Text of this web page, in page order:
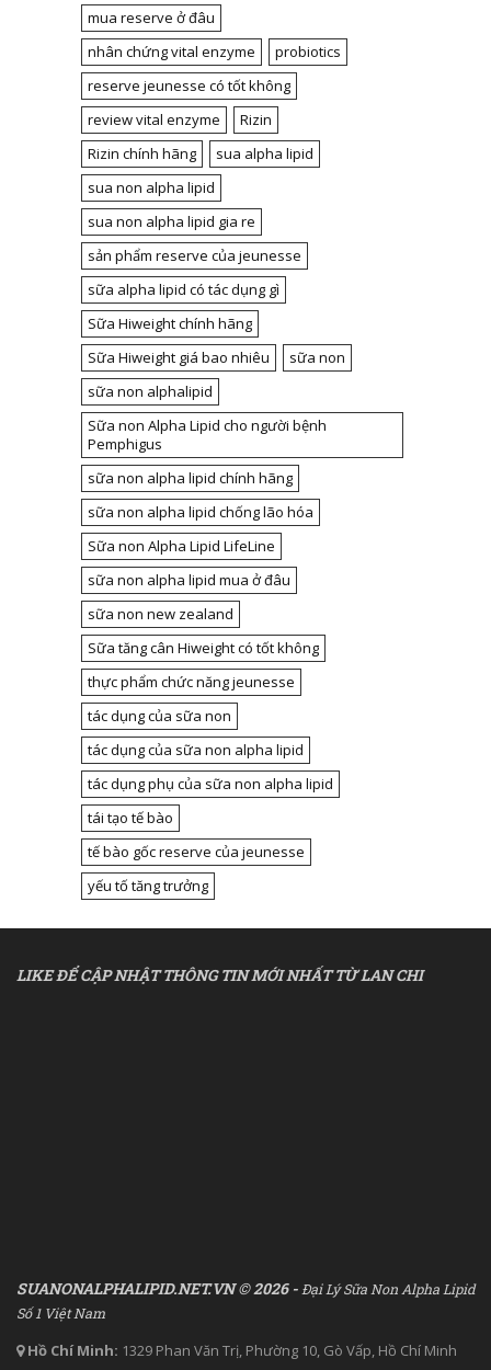
mua reserve ở đâu
nhân chứng vital enzyme
probiotics
reserve jeunesse có tốt không
review vital enzyme
Rizin
Rizin chính hãng
sua alpha lipid
sua non alpha lipid
sua non alpha lipid gia re
sản phẩm reserve của jeunesse
sữa alpha lipid có tác dụng gì
Sữa Hiweight chính hãng
Sữa Hiweight giá bao nhiêu
sữa non
sữa non alphalipid
Sữa non Alpha Lipid cho người bệnh
Pemphigus
sữa non alpha lipid chính hãng
sữa non alpha lipid chống lão hóa
Sữa non Alpha Lipid LifeLine
sữa non alpha lipid mua ở đâu
sữa non new zealand
Sữa tăng cân Hiweight có tốt không
thực phẩm chức năng jeunesse
tác dụng của sữa non
tác dụng của sữa non alpha lipid
tác dụng phụ của sữa non alpha lipid
tái tạo tế bào
tế bào gốc reserve của jeunesse
yếu tố tăng trưởng
LIKE ĐỂ CẬP NHẬT THÔNG TIN MỚI NHẤT TỪ LAN CHI
SUANONALPHALIPID.NET.VN © 2026 - Đại Lý Sữa Non Alpha Lipid
Số 1 Việt Nam
Hồ Chí Minh: 1329 Phan Văn Trị, Phường 10, Gò Vấp, Hồ Chí Minh